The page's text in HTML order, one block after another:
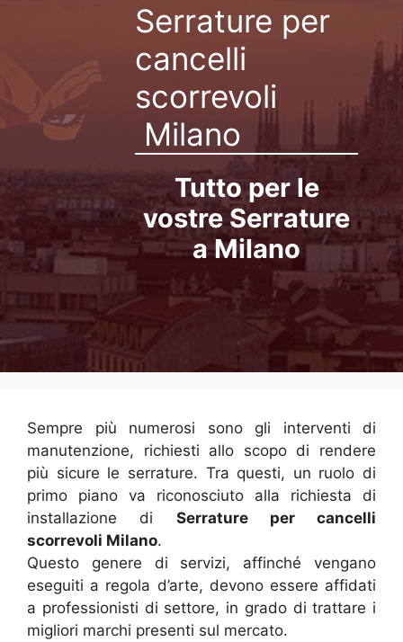
Serrature per
cancelli
scorrevoli
Milano
Tutto per le
vostre Serrature
a Milano
Sempre più numerosi sono gli interventi di
manutenzione, richiesti allo scopo di rendere
più sicure le serrature. Tra questi, un ruolo di
primo piano va riconosciuto alla richiesta di
installazione di Serrature per cancelli
scorrevoli Milano.
Questo genere di servizi, affinché vengano
eseguiti a regola d’arte, devono essere affidati
a professionisti di settore, in grado di trattare i
migliori marchi presenti sul mercato.